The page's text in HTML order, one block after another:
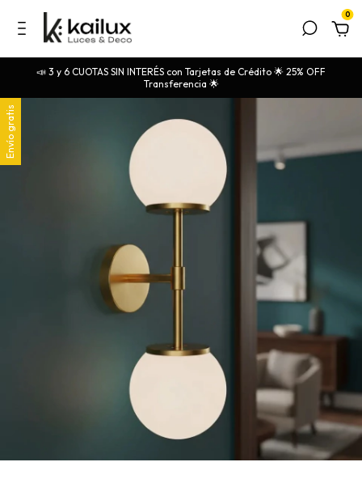
0
📣 3 y 6 CUOTAS SIN INTERÉS con Tarjetas de Crédito 🌟 25% OFF
Transferencia 🌟
Envío gratis